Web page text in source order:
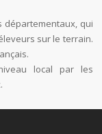
départementaux, qui
sur le terrain.
local par les